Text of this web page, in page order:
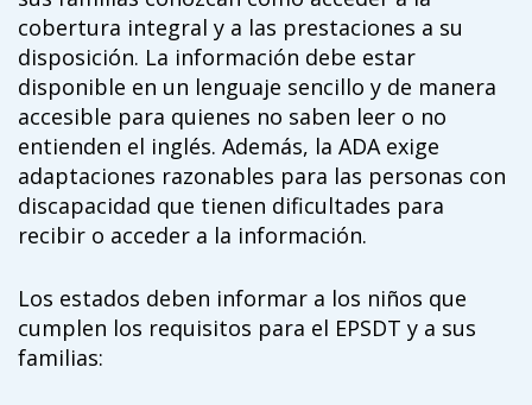
cobertura integral y a las prestaciones a su
disposición. La información debe estar
disponible en un lenguaje sencillo y de manera
accesible para quienes no saben leer o no
entienden el inglés. Además, la ADA exige
adaptaciones razonables para las personas con
discapacidad que tienen dificultades para
recibir o acceder a la información.
Los estados deben informar a los niños que
cumplen los requisitos para el EPSDT y a sus
familias: